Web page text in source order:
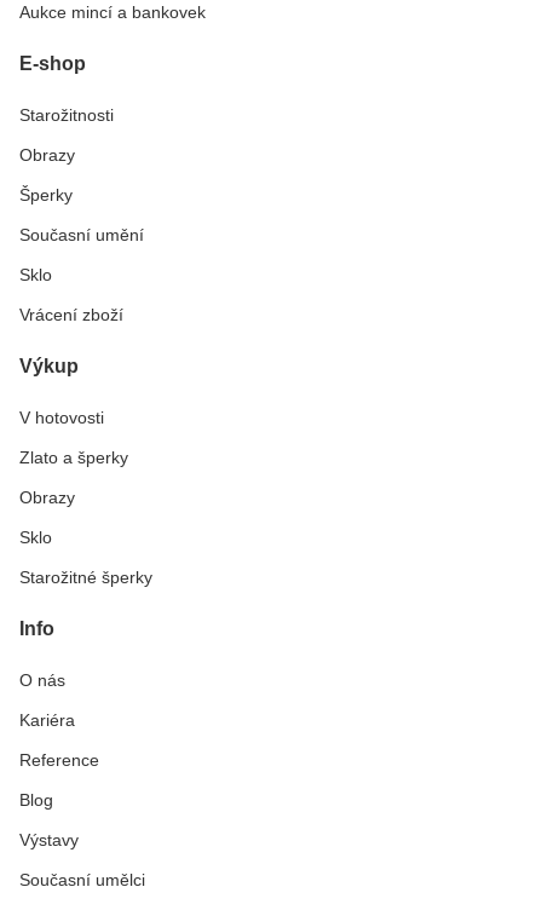
Aukce mincí a bankovek
E-shop
Starožitnosti
Obrazy
Šperky
Současní umění
Sklo
Vrácení zboží
Výkup
V hotovosti
Zlato a šperky
Obrazy
Sklo
Starožitné šperky
Info
O nás
Kariéra
Reference
Blog
Výstavy
Současní umělci